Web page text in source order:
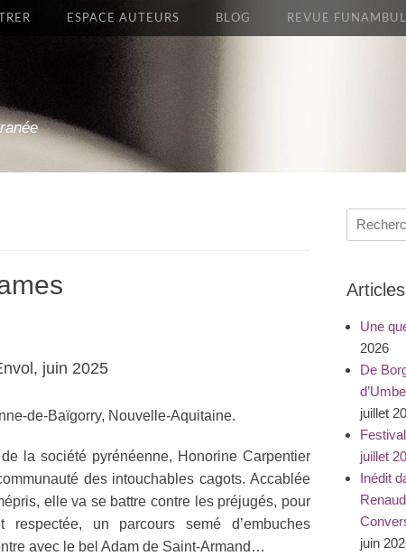
ESPACE AUTEURS BLOG REVUE
juin 2025
de-Baïgorry, Nouvelle-Aquitaine.
la société pyrénéenne, Honorine Carpentier
des intouchables cagots. Accablée
elle va se battre contre les préjugés, pour
respectée, un parcours semé d’embuches
avec le bel Adam de Saint-Armand…
pour
Une
2026
De
juillet
juillet
Inédit
juin